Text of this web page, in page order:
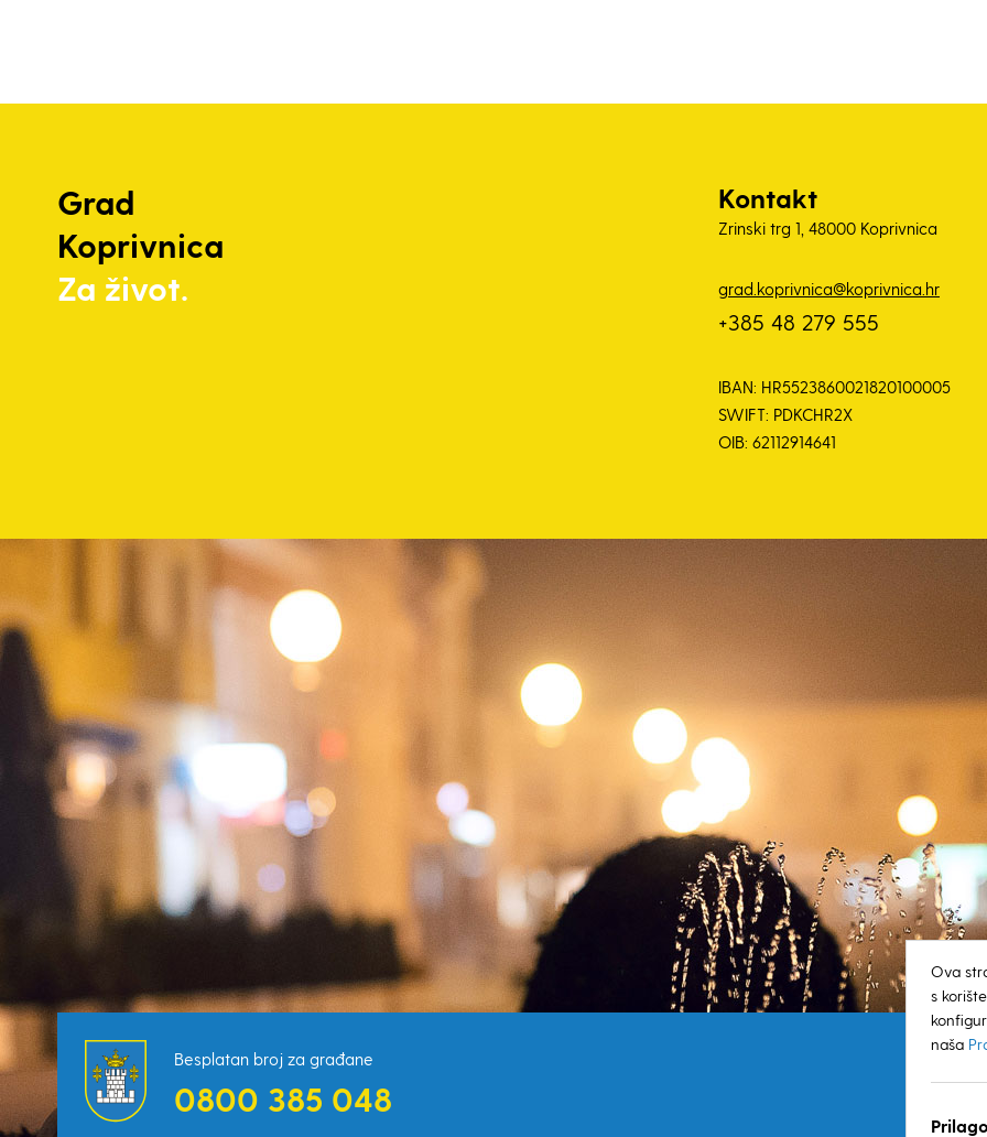
Grad
Koprivnica
Za život.
Kontakt
Zrinski trg 1, 48000 Koprivnica
grad.koprivnica@koprivnica.hr
+385 48 279 555
IBAN: HR5523860021820100005
SWIFT: PDKCHR2X
OIB: 62112914641
Besplatan broj za građane
0800 385 048
Ova
s
naša